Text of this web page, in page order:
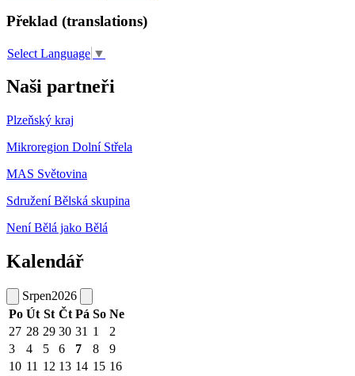
Překlad (translations)
Select Language ▼
Naši partneři
Plzeňský kraj
Mikroregion Dolní Střela
MAS Světovina
Sdružení Bělská skupina
Není Bělá jako Bělá
Kalendář
Srpen2026
Po Út St Čt Pá So Ne
27 28 29 30 31 1
2
3
4 5 6 7 8
9
10 11 12 13 14 15 16